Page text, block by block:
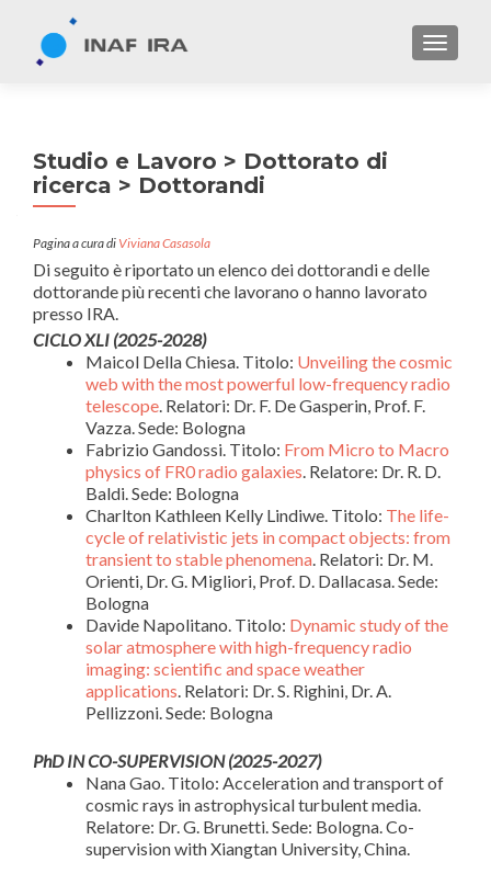
Studio e Lavoro > Dottorato di
ricerca > Dottorandi
Pagina a cura di Viviana Casasola
Di seguito è riportato un elenco dei dottorandi e delle
dottorande più recenti che lavorano o hanno lavorato
presso IRA.
CICLO XLI (2025-2028)
Maicol Della Chiesa. Titolo: Unveiling the cosmic
web with the most powerful low-frequency radio
telescope. Relatori: Dr. F. De Gasperin, Prof. F.
Vazza. Sede: Bologna
Fabrizio Gandossi. Titolo: From Micro to Macro
physics of FR0 radio galaxies. Relatore: Dr. R. D.
Baldi. Sede: Bologna
Charlton Kathleen Kelly Lindiwe. Titolo: The life-
cycle of relativistic jets in compact objects: from
transient to stable phenomena. Relatori: Dr. M.
Orienti, Dr. G. Migliori, Prof. D. Dallacasa. Sede:
Bologna
Davide Napolitano. Titolo: Dynamic study of the
solar atmosphere with high-frequency radio
imaging: scientific and space weather
applications. Relatori: Dr. S. Righini, Dr. A.
Pellizzoni. Sede: Bologna
PhD IN CO-SUPERVISION (2025-2027)
Nana Gao. Titolo: Acceleration and transport of
cosmic rays in astrophysical turbulent media.
Relatore: Dr. G. Brunetti. Sede: Bologna. Co-
supervision with Xiangtan University, China.